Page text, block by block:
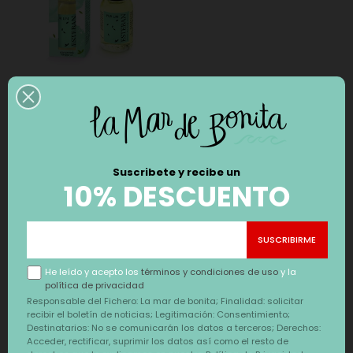
ESENCIA PURE LIN
ESTEBAN PARIS
Precio
12,00 €
Responsable del Fichero: La mar de bonita; Finalidad: solicitar
recibir el boletín de noticias; Legitimación: Consentimiento;
Destinatarios: No se comunicarán los datos a terceros; Derechos:
Acceder, rectificar, suprimir los datos así como el resto de
He leído y acepto lostérminos y condiciones de usoy la
política de privacidad
10% DESCUENTO
Suscribete y recibe un